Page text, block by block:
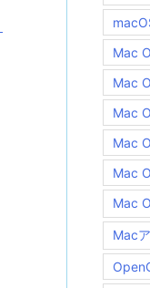
Mac
Mac
Mac
Mac
Mac
Mac
Mac